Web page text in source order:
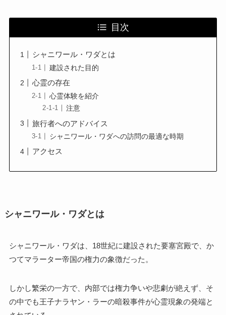
目次
シャニワール・ワダとは
建設された目的
心霊の存在
心霊体験を紹介
注意
旅行者へのアドバイス
シャニワール・ワダへの訪問の最適な時期
アクセス
シャニワール・ワダとは
シャニワール・ワダは、18世紀に建設された要塞宮殿で、か
つてマラーター帝国の権力の象徴だった。
しかし繁栄の一方で、内部では権力争いや悲劇が絶えず、そ
の中でも王子ナラヤン・ラーの暗殺事件が心霊現象の発端と